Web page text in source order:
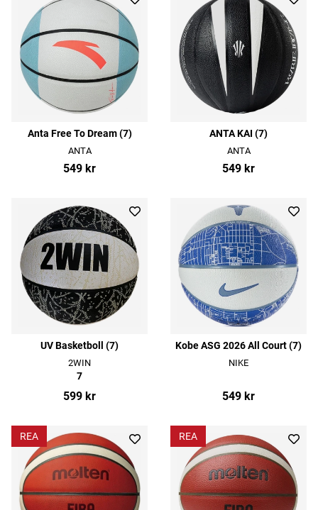
Anta Free To Dream (7)
ANTA
549 kr
ANTA KAI (7)
ANTA
549 kr
UV Basketboll (7)
2WIN
7
599 kr
Kobe ASG 2026 All Court (7)
NIKE
549 kr
REA REA